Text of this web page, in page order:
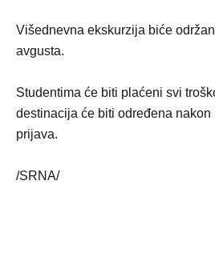
Višednevna ekskurzija biće
avgusta.
Studentima će biti plaćeni svi
destinacija će biti određena
prijava.
/SRNA/